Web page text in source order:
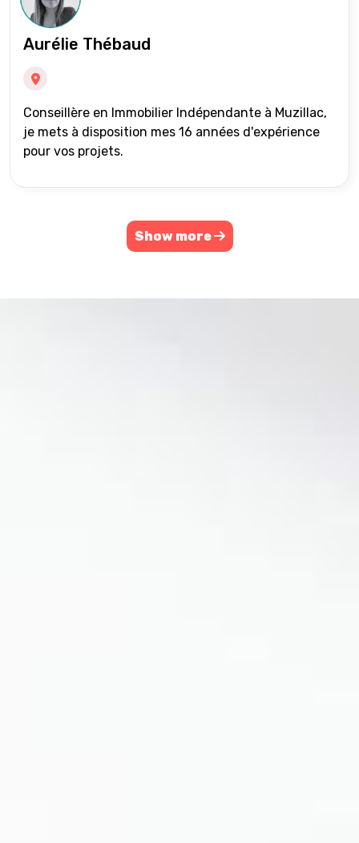
Aurélie Thébaud
Conseillère en Immobilier Indépendante à Muzillac,
je mets à disposition mes 16 années d'expérience
pour vos projets.
Show more